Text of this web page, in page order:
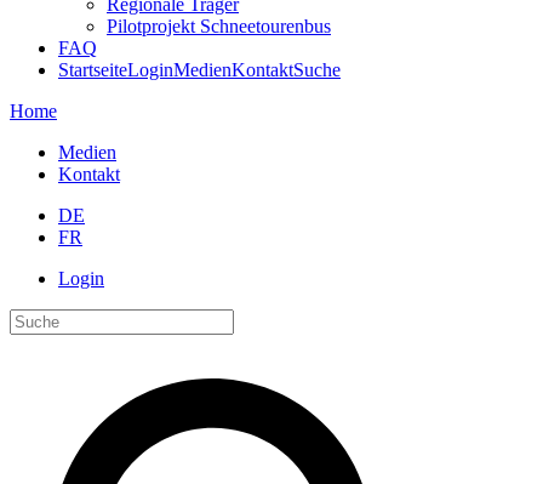
Regionale Träger
Pilotprojekt Schneetourenbus
FAQ
StartseiteLoginMedienKontaktSuche
Home
Medien
Kontakt
DE
FR
Login